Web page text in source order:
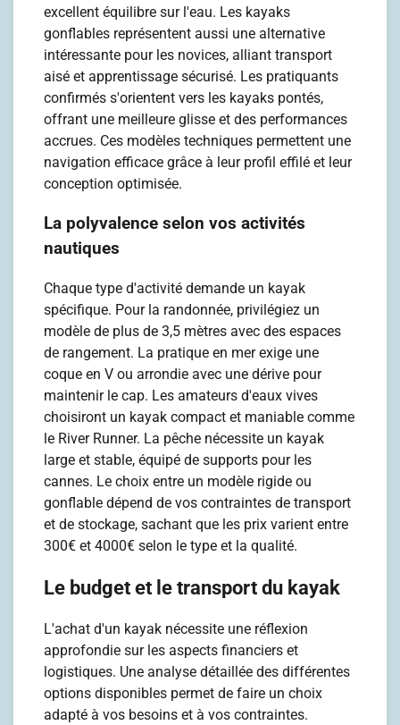
excellent équilibre sur l'eau. Les kayaks
gonflables représentent aussi une alternative
intéressante pour les novices, alliant transport
aisé et apprentissage sécurisé. Les pratiquants
confirmés s'orientent vers les kayaks pontés,
offrant une meilleure glisse et des performances
accrues. Ces modèles techniques permettent une
navigation efficace grâce à leur profil effilé et leur
conception optimisée.
La polyvalence selon vos activités
nautiques
Chaque type d'activité demande un kayak
spécifique. Pour la randonnée, privilégiez un
modèle de plus de 3,5 mètres avec des espaces
de rangement. La pratique en mer exige une
coque en V ou arrondie avec une dérive pour
maintenir le cap. Les amateurs d'eaux vives
choisiront un kayak compact et maniable comme
le River Runner. La pêche nécessite un kayak
large et stable, équipé de supports pour les
cannes. Le choix entre un modèle rigide ou
gonflable dépend de vos contraintes de transport
et de stockage, sachant que les prix varient entre
300€ et 4000€ selon le type et la qualité.
Le budget et le transport du kayak
L'achat d'un kayak nécessite une réflexion
approfondie sur les aspects financiers et
logistiques. Une analyse détaillée des différentes
options disponibles permet de faire un choix
adapté à vos besoins et à vos contraintes.